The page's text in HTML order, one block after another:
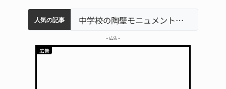
人気の記事
名張市水道料金47％値上げへ 答申案、審議会で大筋まとまる
器物損壊容疑で83歳女逮捕 伊賀署 中学校の陶壁モニュメント 地元建設会社がボランティアで清掃 伊賀
– 広告 –